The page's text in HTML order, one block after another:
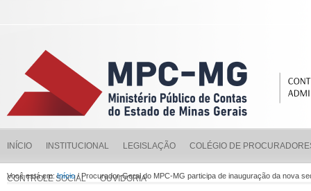
INÍCIO INSTITUCIONAL LEGISLAÇÃO COLÉGIO DE
CONTROLE SOCIAL OUVIDORIA
Você está em:Início/ Procurador-Geral do MPC-MG participa de inauguração da nova